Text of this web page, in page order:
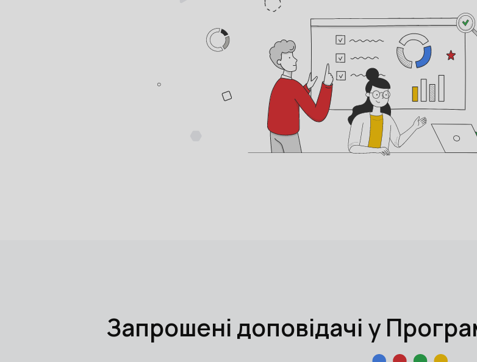
Запрошені доповідачі у